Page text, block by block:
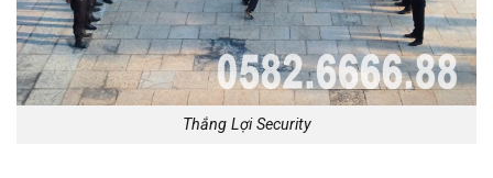
Thắng Lợi Security